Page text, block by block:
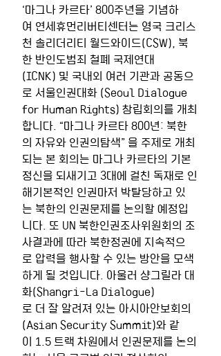
‘마그나 카르타’ 800주년을 기념하
여 연세휴먼리버티센터는 영국 크리스
천 솔리더리티 월드와이드(CSW), 북
한 반인도범죄 철폐 국제연대
(ICNK) 및 국내외 여러 기관과 공동으
로 서울인권대화 (Seoul Dialogue
for Human Rights) 창립회의를 개최
합니다. “마그나 카르타 800년: 북한
의 자유와 인권의탐색” 을 주제로 개최
되는 본 회의는 마그나 카르타의 기본
정신을 되새기고 3대에 걸친 독재로 인
해기본적인 인권마저 박탈당하고 있
는 북한의 인권문제를 논의할 예정입
니다. 또 UN 북한인권조사위원회의 조
사결과에 따라 북한정권에 지속적으
로 압력을 행사할 수 있는 방안을 모색
하게 될 것입니다. 아울러 샹그릴라 대
화(Shangri-La Dialogue)
로 더 잘 알려져 있는 아시아안보회의
(Asian Security Summit)와 같
이 1.5 트랙 차원에서 인권문제를 논의